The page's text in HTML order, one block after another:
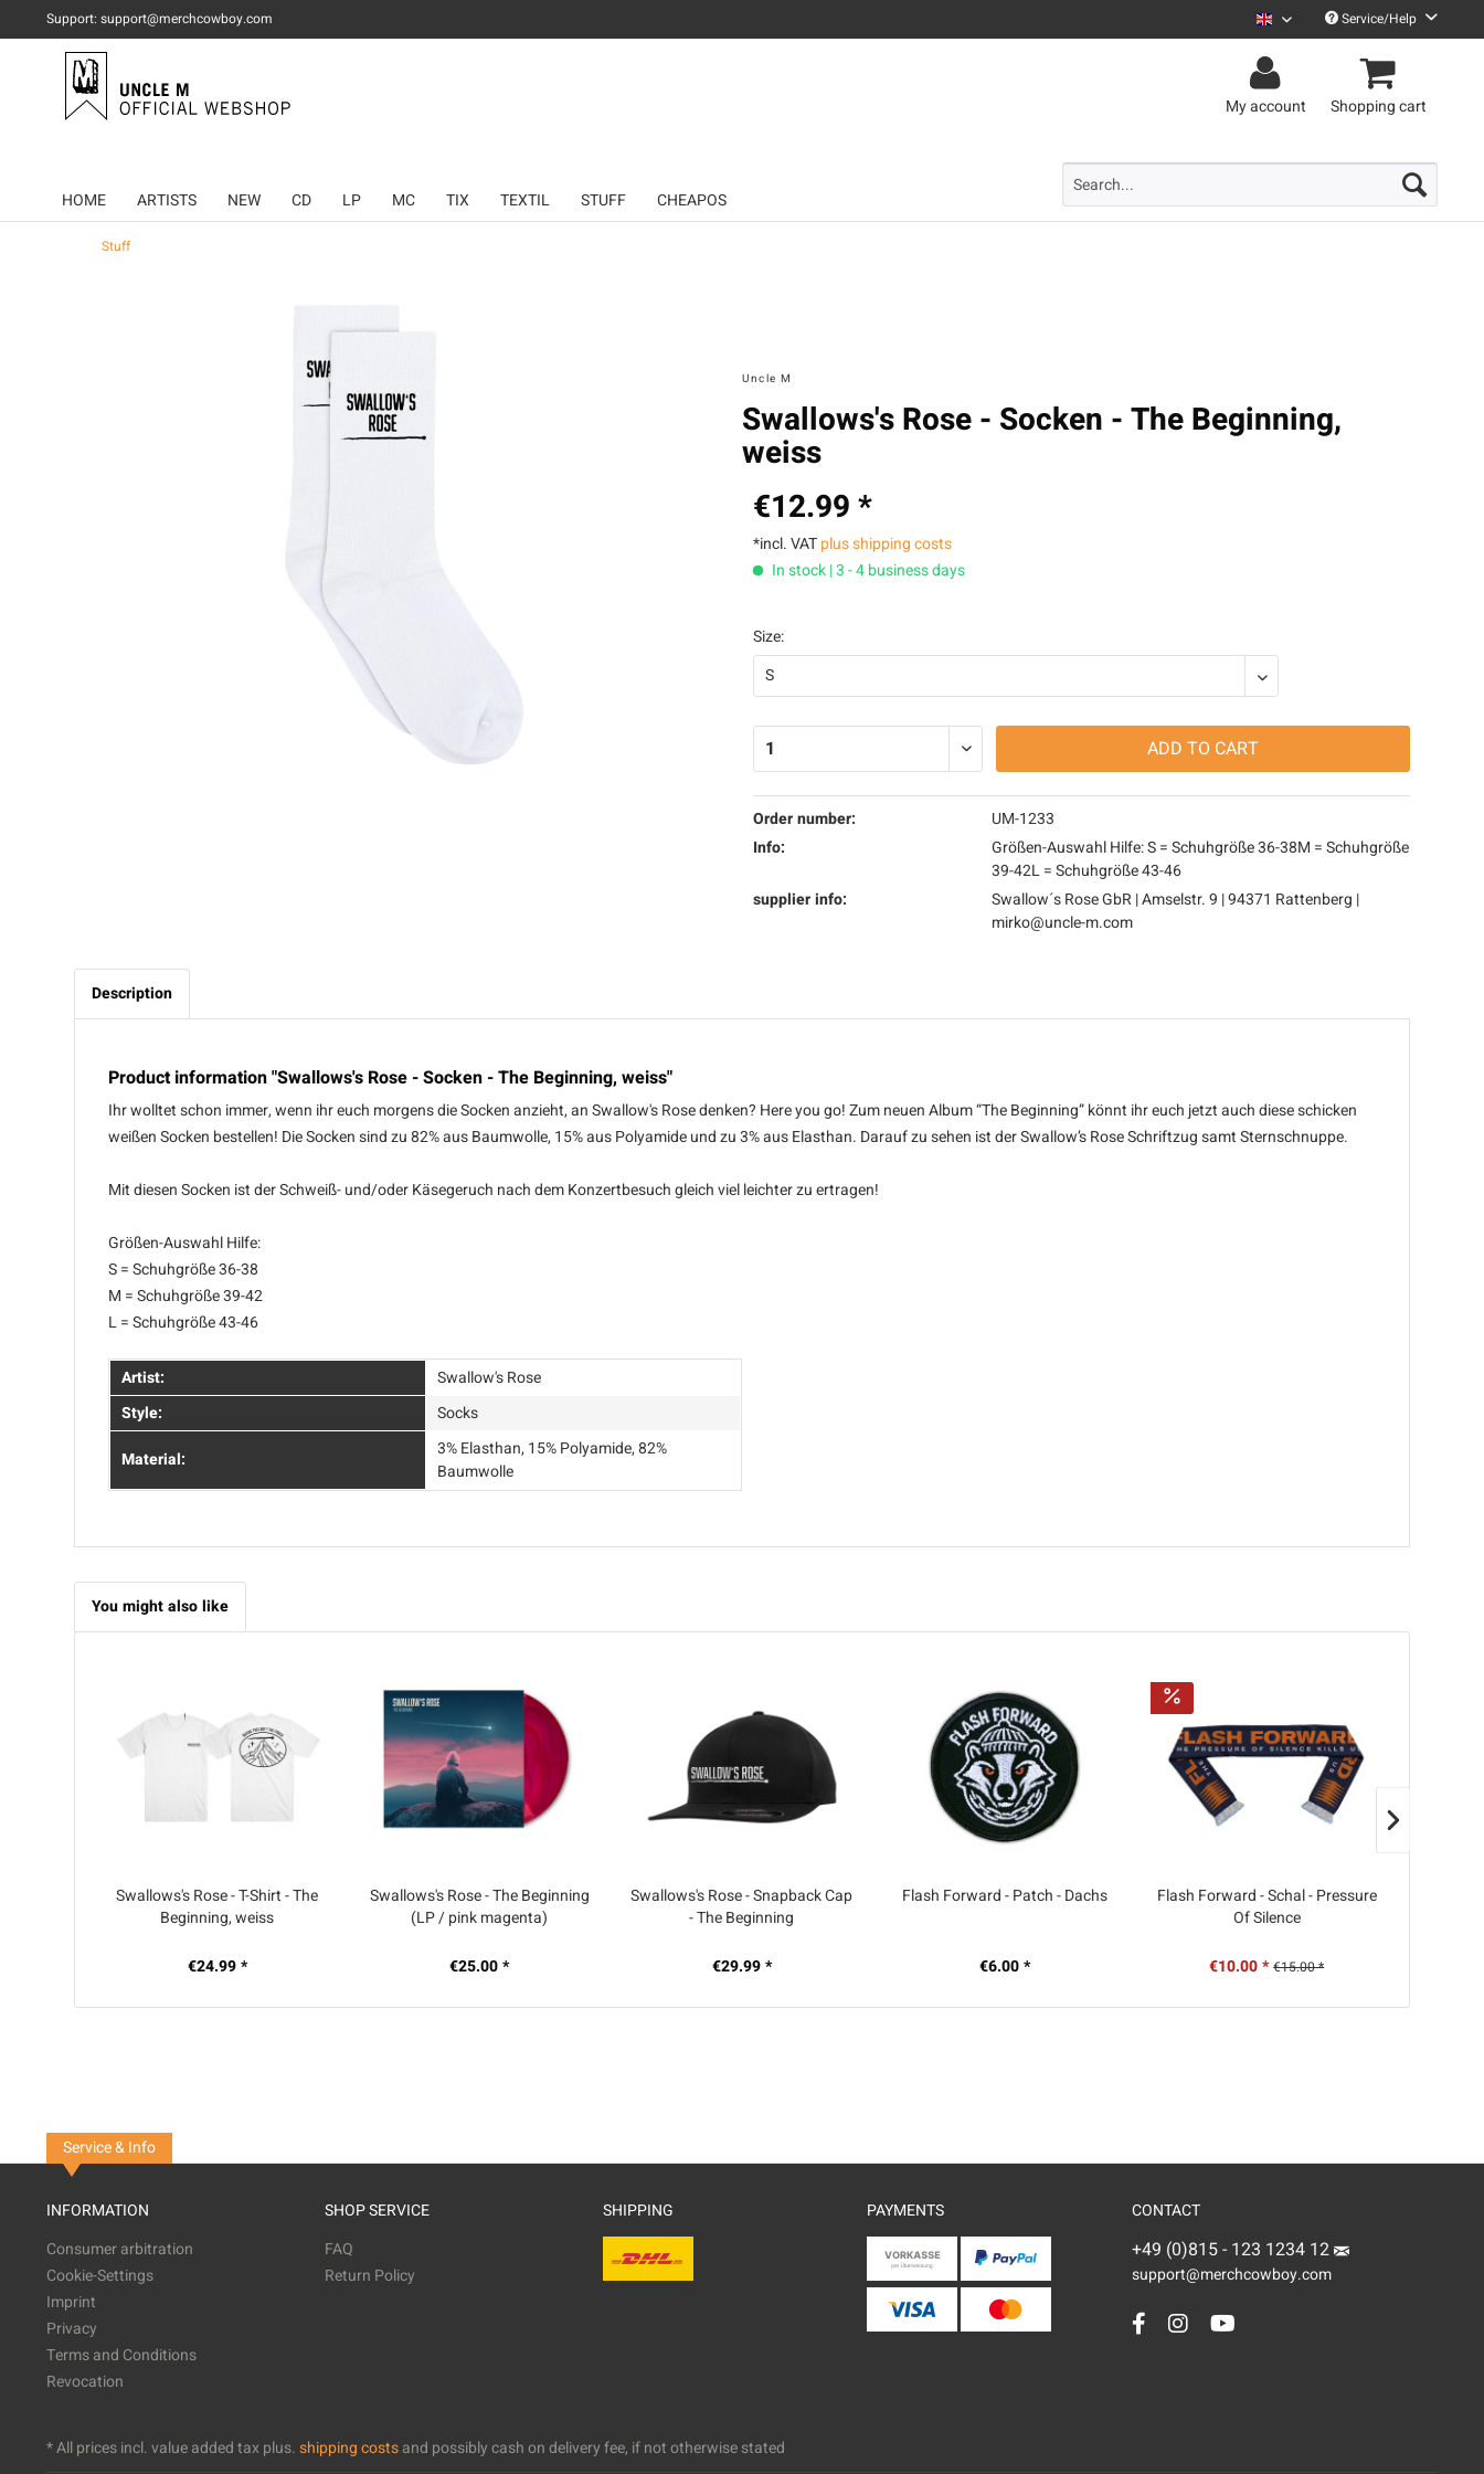
Support: support@merchcowboy.com Uncle M EnglishService/Help
My account Shopping cart
HOME ARTISTS NEW CD LP MC TIX TEXTIL STUFF CHEAPOS
Stuff
Uncle M
Swallows's Rose - Socken - The Beginning,
weiss
€12.99 *
*incl. VATplus shipping costs
In stock | 3 - 4 business days
Size:
ADD TO CART
Order number:
UM-1233
Info:
Größen-Auswahl Hilfe: S = Schuhgröße 36-38M = Schuhgröße
39-42L = Schuhgröße 43-46
supplier info:
Swallow´s Rose GbR | Amselstr. 9 | 94371 Rattenberg |
mirko@uncle-m.com
Description
Product information "Swallows's Rose - Socken - The Beginning, weiss"
Ihr wolltet schon immer, wenn ihr euch morgens die Socken anzieht, an Swallow's Rose denken? Here you go! Zum neuen Album “The Beginning” könnt ihr euch jetzt auch diese schicken
weißen Socken bestellen! Die Socken sind zu 82% aus Baumwolle, 15% aus Polyamide und zu 3% aus Elasthan. Darauf zu sehen ist der Swallow’s Rose Schriftzug samt Sternschnuppe.
Mit diesen Socken ist der Schweiß- und/oder Käsegeruch nach dem Konzertbesuch gleich viel leichter zu ertragen!
Größen-Auswahl Hilfe:
S = Schuhgröße 36-38
M = Schuhgröße 39-42
L = Schuhgröße 43-46
Artist:
Swallow's Rose
Style:
Socks
Material:
3% Elasthan, 15% Polyamide, 82%
Baumwolle
You might also like
Swallows's Rose - T-Shirt - The
Beginning, weiss
€24.99 *
Swallows's Rose - The Beginning
(LP / pink magenta)
€25.00 *
Swallows's Rose - Snapback Cap
- The Beginning
€29.99 *
Flash Forward - Patch - Dachs
€6.00 *
Flash Forward - Schal - Pressure
Of Silence
€10.00 * €15.00 *
Service & Info
INFORMATION
Consumer arbitration
Cookie-Settings
Imprint
Privacy
Terms and Conditions
Revocation
SHOP SERVICE
FAQ
Return Policy
SHIPPING PAYMENTS CONTACT
+49 (0)815 - 123 1234 12
support@merchcowboy.com
* All prices incl. value added tax plus.shipping costsand possibly cash on delivery fee, if not otherwise stated